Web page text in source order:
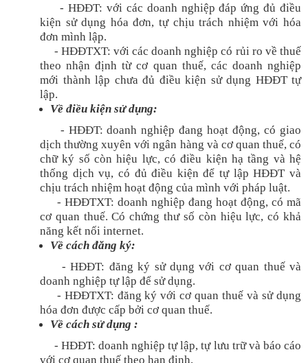
- HĐĐT: với các doanh nghiệp đáp ứng đủ điều
kiện sử dụng hóa đơn, tự chịu trách nhiệm với hóa
đơn mình lập.
- HĐĐTXT: với các doanh nghiệp có rủi ro về thuế
theo nhận định từ cơ quan thuế, các doanh nghiệp
mới thành lập chưa đủ điều kiện sử dụng HĐĐT tự
lập.
Về điều kiện sử dụng:
- HĐĐT: doanh nghiệp đang hoạt động, có giao
dịch thường xuyên với ngân hàng và cơ quan thuế, có
chữ ký số còn hiệu lực, có điều kiện hạ tầng và hệ
thống dịch vụ, có đủ điều kiện để tự lập HĐĐT và
chịu trách nhiệm hoạt động của mình với pháp luật.
- HĐĐTXT: doanh nghiệp đang hoạt động, có mã
cơ quan thuế. Có chứng thư số còn hiệu lực, có khả
năng kết nối internet.
Về cách đăng ký:
- HĐĐT: đăng ký sử dụng với cơ quan thuế và
doanh nghiệp tự lập để sử dụng.
- HĐĐTXT: đăng ký với cơ quan thuế và sử dụng
hóa đơn được cấp bởi cơ quan thuế.
Về cách sử dụng :
- HĐĐT: doanh nghiệp tự lập, tự lưu trữ và báo cáo
với cơ quan thuế theo hạn định.